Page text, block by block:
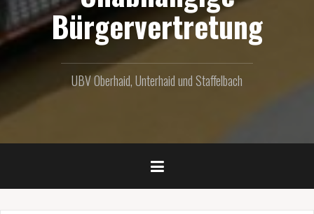
Bürgervertretung
UBV Oberhaid, Unterhaid und Staffelbach